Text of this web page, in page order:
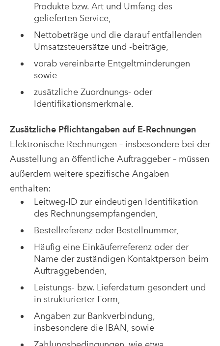
Produkte bzw. Art und Umfang des
gelieferten Service,
Nettobeträge und die darauf entfallenden
Umsatzsteuersätze und -beiträge,
vorab vereinbarte Entgeltminderungen
sowie
zusätzliche Zuordnungs- oder
Identifikationsmerkmale.
Zusätzliche Pflichtangaben auf E-Rechnungen
Elektronische Rechnungen – insbesondere bei der
Ausstellung an öffentliche Auftraggeber – müssen
außerdem weitere spezifische Angaben
enthalten:
Leitweg-ID zur eindeutigen Identifikation
des Rechnungsempfangenden,
Bestellreferenz oder Bestellnummer,
Häufig eine Einkäuferreferenz oder der
Name der zuständigen Kontaktperson beim
Auftraggebenden,
Leistungs- bzw. Lieferdatum gesondert und
in strukturierter Form,
Angaben zur Bankverbindung,
insbesondere die IBAN, sowie